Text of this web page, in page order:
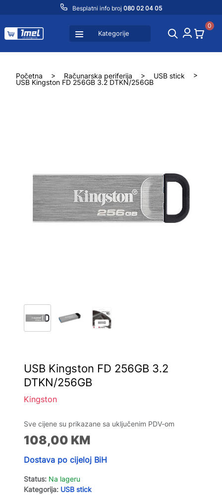
Besplatni info broj 080 02 04 05
Kategorije
0
Početna > Računarska periferija > USB stick
>
USB Kingston FD 256GB 3.2 DTKN/256GB
USB Kingston FD 256GB 3.2
DTKN/256GB
Kingston
Sve cijene su prikazane sa uključenim PDV-om
108,00 KM
Dostava po cijeloj BiH
Status: Na lageru
Kategorija: USB stick